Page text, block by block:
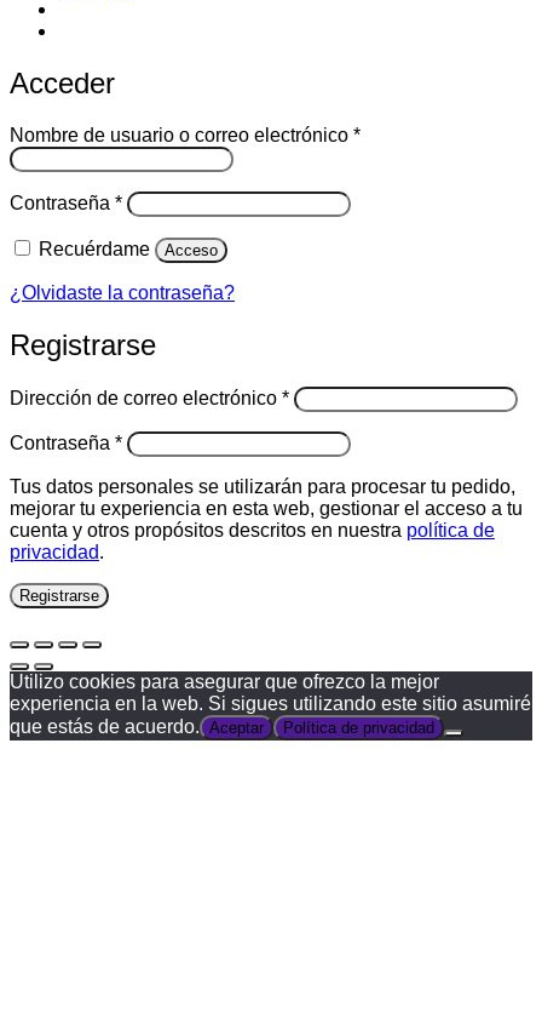
Acceder
Nombre de usuario o correo electrónico *Obligatorio
Contraseña *Obligatorio
Recuérdame Acceso
¿Olvidaste la contraseña?
Registrarse
Dirección de correo electrónico *Obligatorio
Contraseña *Obligatorio
Tus datos personales se utilizarán para procesar tu pedido,
mejorar tu experiencia en esta web, gestionar el acceso a tu
cuenta y otros propósitos descritos en nuestra política de
privacidad.
Registrarse
Utilizo cookies para asegurar que ofrezco la mejor
experiencia en la web. Si sigues utilizando este sitio asumiré
que estás de acuerdo. Aceptar Política de privacidad